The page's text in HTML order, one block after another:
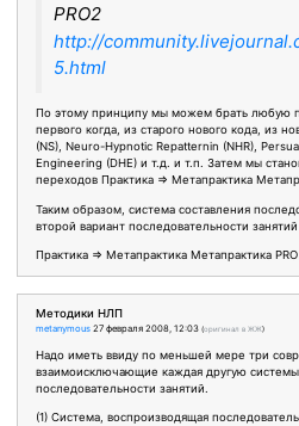
PRO2
http://
5.html
По этому принципу мы можем брать любую
первого когда, из старого нового кода, из
(NS), Neuro-Hypnotic Repatternin (NHR),
Engineering (DHE) и т.д. и т.п. Затем мы
переходов Практика => Метапрактика
Таким образом, система составления
второй вариант последовательности
Практика => Метапрактика Метапрактика PRO
Методики НЛП
metanymous 27 февраля 2008, 12:03 (оригинал в ЖЖ)
Надо иметь ввиду по меньшей мере три
взаимоисключающие каждая другую
последовательности занятий.
(1) Система, воспроизводящая